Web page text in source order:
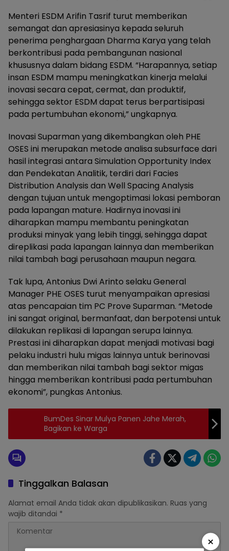
Menteri ESDM Arifin Tasrif turut memberikan
semangat dan apresiasinya kepada seluruh
penerima penghargaan Dharma Karya yang telah
berkontribusi pada pembangunan nasional
khususnya dalam bidang ESDM. “Harapannya, setiap
insan ESDM mampu meningkatkan kinerja melalui
inovasi secara cepat, cermat, dan produktif,
sehingga sektor ESDM dapat terus berpartisipasi
pada pertumbuhan ekonomi,” ungkapnya.
Inovasi Suparman yang dikembangkan oleh PHE
OSES ini merupakan metode analisa subsurface dari
hasil integrasi antara Simulation Opportunity Index
dan Pendekatan Analitik, terdiri dari Facies
Distribution Analysis dan Well Spacing Analysis
dengan tujuan untuk mengoptimasi lokasi pemboran
pada lapangan mature. Hadirnya inovasi ini
diharapkan mampu membantu peningkatan
produksi minyak yang lebih tinggi, sehingga dapat
direplikasi pada lapangan lainnya dan memberikan
nilai tambah bagi perusahaan maupun negara.
Tak lupa, Antonius Dwi Arinto selaku General
Manager PHE OSES turut menyampaikan apresiasi
atas pencapaian tim PC Prove Suparman. “Metode
ini sangat original, bermanfaat, dan berpotensi untuk
dilakukan replikasi di lapangan serupa lainnya.
Prestasi ini diharapkan dapat menjadi motivasi bagi
pelaku industri hulu migas lainnya untuk berinovasi
dan memberikan nilai tambah bagi sektor migas
hingga memberikan kontribusi pada pertumbuhan
ekonomi”, pungkas Antonius.
BumDes Sinar Mulya Panen Jahe Merah,
Bagikan ke Warga
Tinggalkan Balasan
Alamat email Anda tidak akan dipublikasikan. Ruas yang
wajib ditandai *
×